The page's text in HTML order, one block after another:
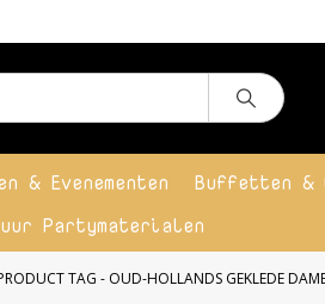
& Evenementen Buffetten &
Partymaterialen
TAG - OUD-HOLLANDS GEKLEDE